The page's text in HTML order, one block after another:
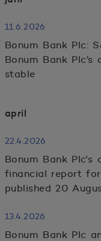
11.6.2026
Bonum Bank Plc:
Bonum Bank
stable
april
22.4.2026
Bonum Bank Plc's
financial report
published 20
13.4.2026
Bonum Bank Plc